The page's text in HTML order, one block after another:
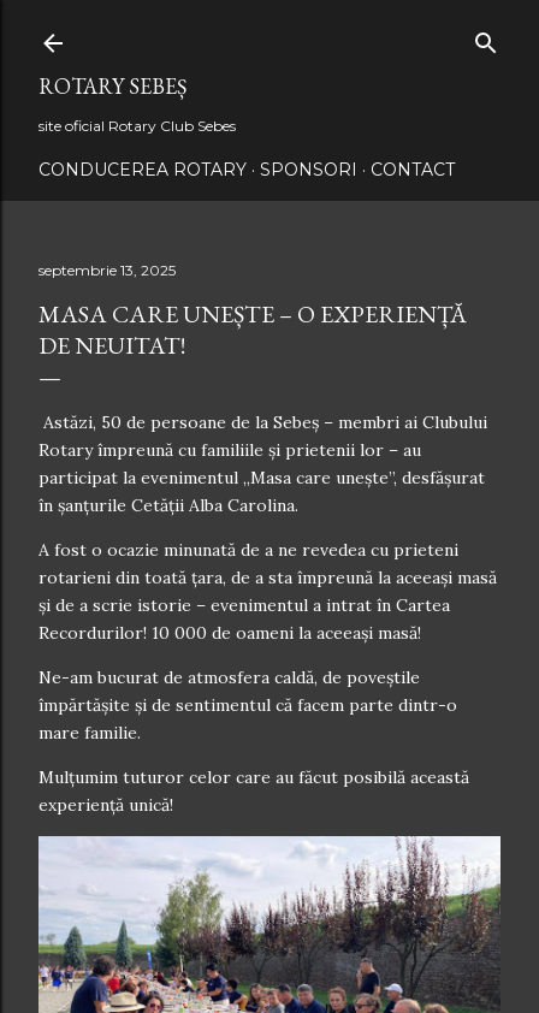
ROTARY SEBEȘ
site oficial Rotary Club Sebes
CONDUCEREA ROTARY SPONSORI CONTACT
septembrie 13, 2025
MASA CARE UNEȘTE – O EXPERIENȚĂ
DE NEUITAT!
Astăzi, 50 de persoane de la Sebeș – membri ai Clubului
Rotary împreună cu familiile şi prietenii lor – au
participat la evenimentul „Masa care unește”, desfășurat
în șanțurile Cetății Alba Carolina.
A fost o ocazie minunată de a ne revedea cu prieteni
rotarieni din toată țara, de a sta împreună la aceeași masă
și de a scrie istorie – evenimentul a intrat în Cartea
Recordurilor! 10 000 de oameni la aceeaşi masă!
Ne-am bucurat de atmosfera caldă, de poveștile
împărtășite și de sentimentul că facem parte dintr-o
mare familie.
Mulțumim tuturor celor care au făcut posibilă această
experiență unică!